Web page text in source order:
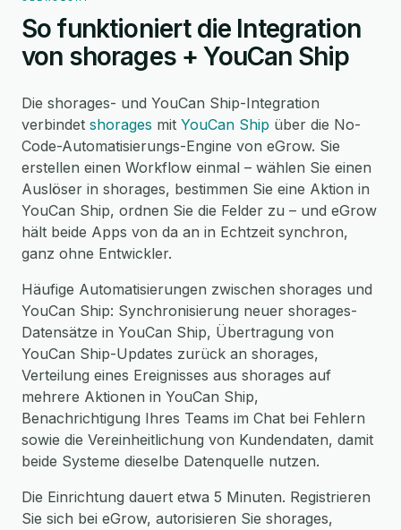
So funktioniert die Integration
von shorages + YouCan Ship
Die shorages- und YouCan Ship-Integration
verbindet shorages mit YouCan Ship über die No-
Code-Automatisierungs-Engine von eGrow. Sie
erstellen einen Workflow einmal – wählen Sie einen
Auslöser in shorages, bestimmen Sie eine Aktion in
YouCan Ship, ordnen Sie die Felder zu – und eGrow
hält beide Apps von da an in Echtzeit synchron,
ganz ohne Entwickler.
Häufige Automatisierungen zwischen shorages und
YouCan Ship: Synchronisierung neuer shorages-
Datensätze in YouCan Ship, Übertragung von
YouCan Ship-Updates zurück an shorages,
Verteilung eines Ereignisses aus shorages auf
mehrere Aktionen in YouCan Ship,
Benachrichtigung Ihres Teams im Chat bei Fehlern
sowie die Vereinheitlichung von Kundendaten, damit
beide Systeme dieselbe Datenquelle nutzen.
Die Einrichtung dauert etwa 5 Minuten. Registrieren
Sie sich bei eGrow, autorisieren Sie shorages,